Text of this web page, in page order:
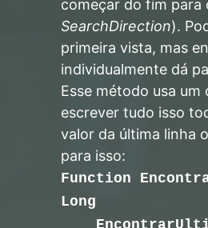
começar do fim
SearchDirection).
primeira vista, mas
individualmente dá
Esse método usa
escrever tudo isso
valor da última linha
para isso:
Function
Long